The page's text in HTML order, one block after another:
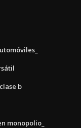
b
monopolio_